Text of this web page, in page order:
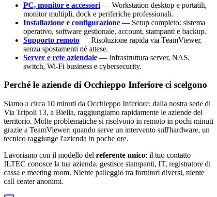
PC, monitor e accessori — Workstation desktop e portatili,
monitor multipli, dock e periferiche professionali.
Installazione e configurazione — Setup completo: sistema
operativo, software gestionale, account, stampanti e backup.
Supporto remoto — Risoluzione rapida via TeamViewer,
senza spostamenti né attese.
Server e rete aziendale — Infrastruttura server, NAS,
switch, Wi-Fi business e cybersecurity.
Perché le aziende di Occhieppo Inferiore ci scelgono
Siamo a circa 10 minuti da Occhieppo Inferiore: dalla nostra sede di
Via Tripoli 13, a Biella, raggiungiamo rapidamente le aziende del
territorio. Molte problematiche si risolvono in remoto in pochi minuti
grazie a TeamViewer; quando serve un intervento sull'hardware, un
tecnico raggiunge l'azienda in poche ore.
Lavoriamo con il modello del referente unico: il tuo contatto
ILTEC conosce la tua azienda, gestisce stampanti, IT, registratore di
cassa e meeting room. Niente palleggio tra fornitori diversi, niente
call center anonimi.